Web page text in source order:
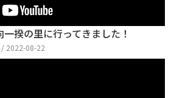
一揆の里に行ってきました！
/ 2022-08-22